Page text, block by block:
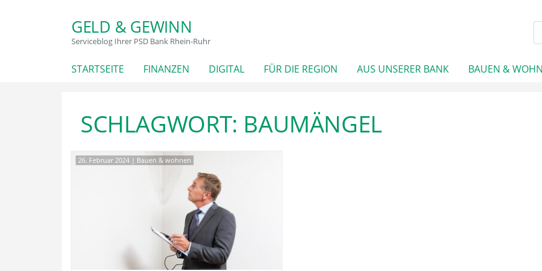
GELD & GEWINN
Serviceblog Ihrer PSD Bank Rhein-Ruhr
STARTSEITE FINANZEN DIGITAL FÜR DIE REGION AUS UNSERER BANK BAUEN &
SCHLAGWORT: BAUMÄNGEL
26. Februar 2024 | Bauen & wohnen